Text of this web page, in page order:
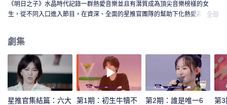
《明日之子》水晶時代記錄一群熱愛音樂並且有潛質成為頂尖音樂榜樣的女
生，從不同入口進入節目，在資深、全面的星推官團隊的幫助下化熱愛為動全部
劇集
星推官集結篇：六大
第1期：初生牛犢不
第2期：誰是唯一6
第3